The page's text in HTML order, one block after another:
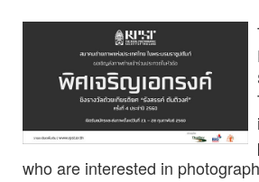
who are interested in